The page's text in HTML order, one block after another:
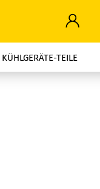
KÜHLGERÄTE-TEILE